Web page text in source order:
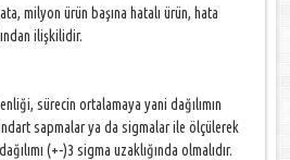
milyon ürün başına hatalı ürün, hata
ilişkilidir.
sürecin ortalamaya yani dağılımın
sapmalar ya da sigmalar ile ölçülerek
(+-)3 sigma uzaklığında olmalıdır.